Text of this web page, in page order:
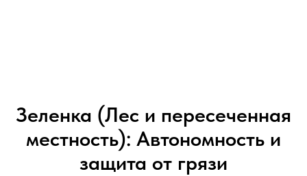
Зеленка (Лес и пересеченная
местность): Автономность и
защита от грязи